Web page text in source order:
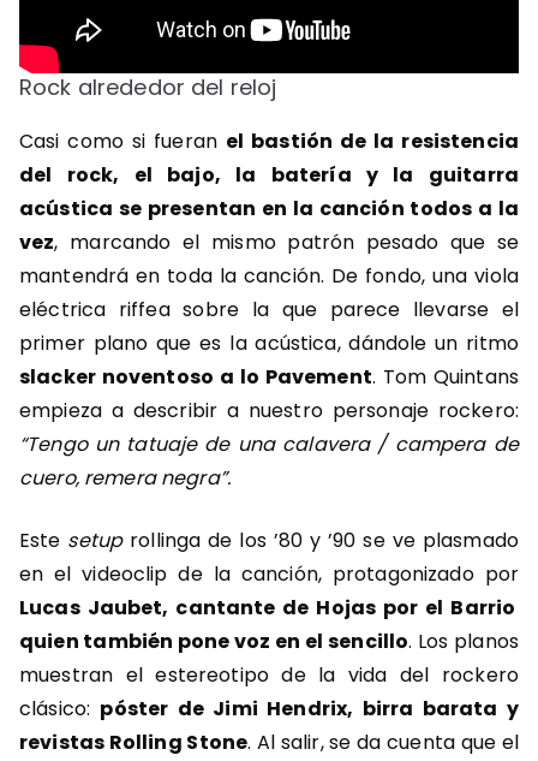
Rock alrededor del reloj
Casi como si fueran el bastión de la resistencia
del rock, el bajo, la batería y la guitarra
acústica se presentan en la canción todos a la
vez, marcando el mismo patrón pesado que se
mantendrá en toda la canción. De fondo, una viola
eléctrica riffea sobre la que parece llevarse el
primer plano que es la acústica, dándole un ritmo
slacker noventoso a lo Pavement. Tom Quintans
empieza a describir a nuestro personaje rockero:
“Tengo un tatuaje de una calavera / campera de
cuero, remera negra”.
Este setuprollinga de los ’80 y ’90 se ve plasmado
en el videoclip de la canción, protagonizado por
Lucas Jaubet, cantante de Hojas por el Barrio
quien también pone voz en el sencillo. Los planos
muestran el estereotipo de la vida del rockero
clásico: póster de Jimi Hendrix, birra barata y
revistas Rolling Stone. Al salir, se da cuenta que el